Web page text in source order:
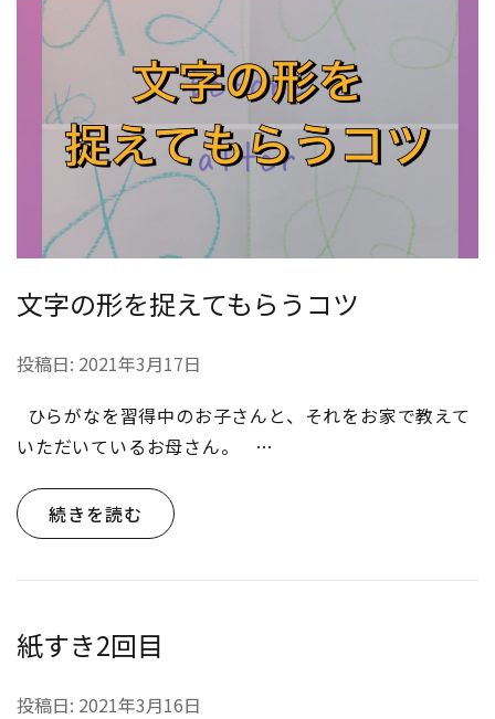
文字の形を捉えてもらうコツ
投稿日: 2021年3月17日
ひらがなを習得中のお子さんと、それをお家で教えて
いただいているお母さん。 …
続きを読む
紙すき2回目
投稿日: 2021年3月16日